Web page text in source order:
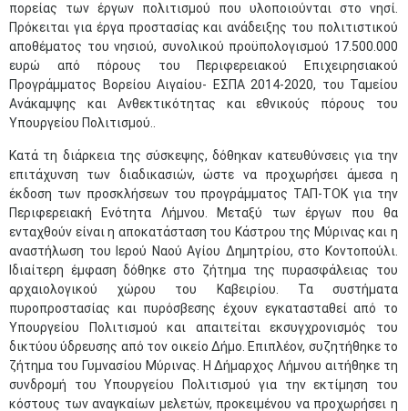
πορείας των έργων πολιτισμού που υλοποιούνται στο νησί.
Πρόκειται για έργα προστασίας και ανάδειξης του πολιτιστικού
αποθέματος του νησιού, συνολικού προϋπολογισμού 17.500.000
ευρώ από πόρους του Περιφερειακού Επιχειρησιακού
Προγράμματος Βορείου Αιγαίου- ΕΣΠΑ 2014-2020, του Ταμείου
Ανάκαμψης και Ανθεκτικότητας και εθνικούς πόρους του
Υπουργείου Πολιτισμού..
Κατά τη διάρκεια της σύσκεψης, δόθηκαν κατευθύνσεις για την
επιτάχυνση των διαδικασιών, ώστε να προχωρήσει άμεσα η
έκδοση των προσκλήσεων του προγράμματος ΤΑΠ-ΤΟΚ για την
Περιφερειακή Ενότητα Λήμνου. Μεταξύ των έργων που θα
ενταχθούν είναι η αποκατάσταση του Κάστρου της Μύρινας και η
αναστήλωση του Ιερού Ναού Αγίου Δημητρίου, στο Κοντοπούλι.
Ιδιαίτερη έμφαση δόθηκε στο ζήτημα της πυρασφάλειας του
αρχαιολογικού χώρου του Καβειρίου. Τα συστήματα
πυροπροστασίας και πυρόσβεσης έχουν εγκατασταθεί από το
Υπουργείου Πολιτισμού και απαιτείται εκσυγχρονισμός του
δικτύου ύδρευσης από τον οικείο Δήμο. Επιπλέον, συζητήθηκε το
ζήτημα του Γυμνασίου Μύρινας. Η Δήμαρχος Λήμνου αιτήθηκε τη
συνδρομή του Υπουργείου Πολιτισμού για την εκτίμηση του
κόστους των αναγκαίων μελετών, προκειμένου να προχωρήσει η